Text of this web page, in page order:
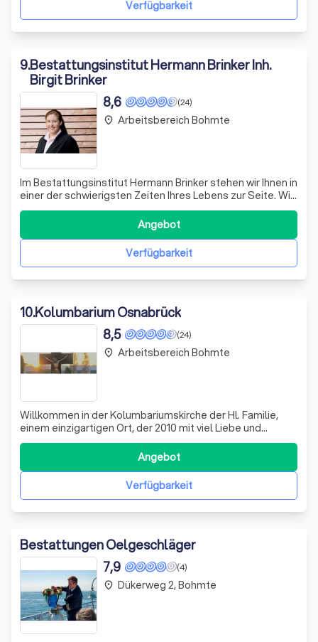
Verfügbarkeit
9.Bestattungsinstitut Hermann Brinker Inh.
Birgit Brinker
(24)
8,6
Im Bestattungsinstitut Hermann Brinker stehen wir Ihnen in
einer der schwierigsten Zeiten Ihres Lebens zur Seite. Wir
verstehen, dass der Verlust eines geliebten Menschen
eine immense emotionale Belastung mit sich bringt.
Daher setzen wir alles daran, Ihnen den Abschied so
würdevoll und einfühlsam wVerfügbarkeit
Angebot
place Arbeitsbereich Bohmte
10.Kolumbarium Osnabrück
(24)
8,5
Willkommen in der Kolumbariumskirche der Hl. Familie,
einem einzigartigen Ort, der 2010 mit viel Liebe und
Hingabe umgestaltet wurde. Hier finden die Verstorbenen
ihren Platz inmitten der Lebenden, und wir schaffen einen
Raum, der zum Gedenken und zur Besinnung einlädt.
Unsere architektonische Gesta
Verfügbarkeit
Angebot
place Arbeitsbereich Bohmte
Bestattungen Oelgeschläger
(4)
7,9
place Dükerweg 2, Bohmte